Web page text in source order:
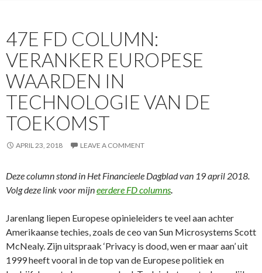
47E FD COLUMN:
VERANKER EUROPESE
WAARDEN IN
TECHNOLOGIE VAN DE
TOEKOMST
APRIL 23, 2018 LEAVE A COMMENT
Deze column stond in Het Financieele Dagblad van 19 april 2018.
Volg deze link voor mijneerdere FD columns.
Jarenlang liepen Europese opinieleiders te veel aan achter
Amerikaanse techies, zoals de ceo van Sun Microsystems Scott
McNealy. Zijn uitspraak ‘Privacy is dood, wen er maar aan’ uit
1999 heeft vooral in de top van de Europese politiek en